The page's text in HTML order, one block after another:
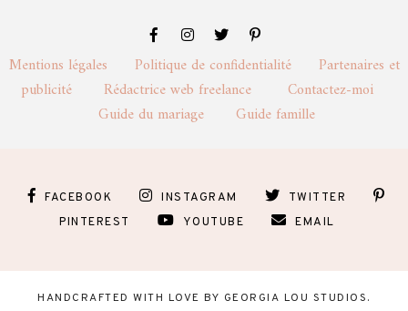
Mentions légales Politique de confidentialité Partenaires et
publicité Rédactrice web freelance Contactez-moi
Guide du mariage Guide famille
FACEBOOK INSTAGRAM
TWITTER
PINTEREST
YOUTUBE EMAIL
HANDCRAFTED WITH LOVE BY GEORGIA LOU STUDIOS.